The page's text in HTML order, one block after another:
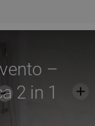
–
2 in 1